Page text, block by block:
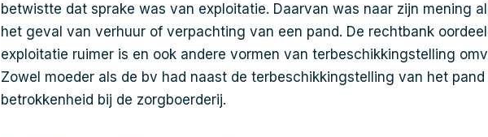
betwistte dat sprake was van exploitatie. Daarvan was naar zijn mening
het geval van verhuur of verpachting van een pand. De rechtbank
exploitatie ruimer is en ook andere vormen van terbeschikkingstelling
Zowel moeder als de bv had naast de terbeschikkingstelling van het
betrokkenheid bij de zorgboerderij.